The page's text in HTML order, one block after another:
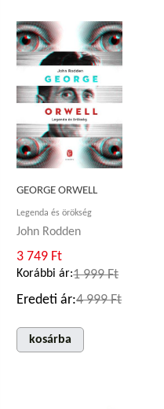
GEORGE ORWELL
Legenda és örökség
John Rodden
3 749 Ft
Korábbi ár:1 999 Ft
Eredeti ár:4 999 Ft
kosárba